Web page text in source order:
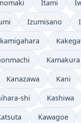
Itami
Izumisano
Kamakura
Kanazawa Kani
shi Kashiwa
Kawagoe